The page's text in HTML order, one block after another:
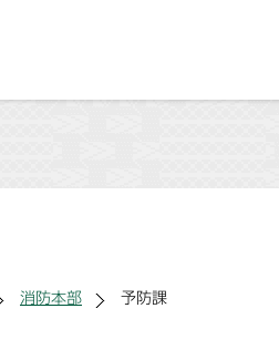
消防本部 予防課